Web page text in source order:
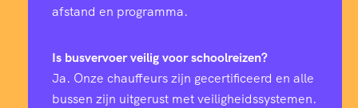
afstand en programma.
Is busvervoer veilig voor schoolreizen?
Ja. Onze chauffeurs zijn gecertificeerd en alle
bussen zijn uitgerust met veiligheidssystemen.